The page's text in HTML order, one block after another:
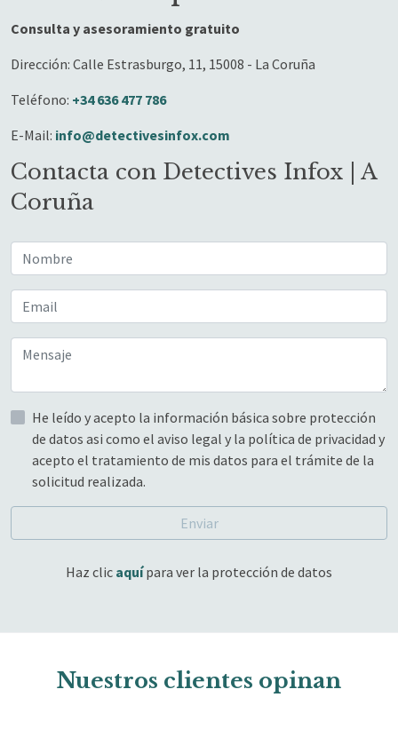
Consulta y asesoramiento gratuito
Dirección: Calle Estrasburgo, 11, 15008 - La Coruña
Teléfono: +34 636 477 786
E-Mail: info@detectivesinfox.com
Contacta con Detectives Infox | A
Coruña
He leído y acepto la información básica sobre protección
de datos asi como el aviso legal y la política de privacidad y
acepto el tratamiento de mis datos para el trámite de la
solicitud realizada.
Enviar
Haz clic aquípara ver la protección de datos
Nuestros clientes opinan